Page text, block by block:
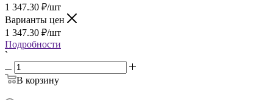
1 347.30 ₽/шт
Варианты цен
1 347.30 ₽/шт
Подробности
`
В корзину